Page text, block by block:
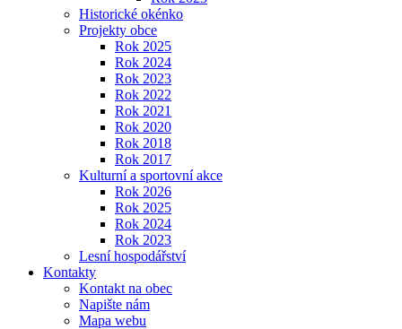
Historické okénko
Projekty obce
Rok 2025
Rok 2024
Rok 2023
Rok 2022
Rok 2021
Rok 2020
Rok 2018
Rok 2017
Kulturní a sportovní akce
Rok 2026
Rok 2025
Rok 2024
Rok 2023
Lesní hospodářství
Kontakty
Kontakt na obec
Napište nám
Mapa webu